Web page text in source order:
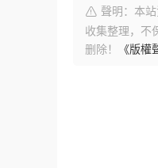
聲明：本
收集整理，不
删除！
《版權